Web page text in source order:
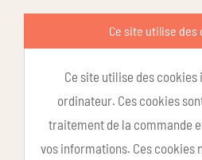
Ce site utilise des
Ce site utilise des
ordinateur. Ces cookies
traitement de la commande
vos informations. Ces cookies